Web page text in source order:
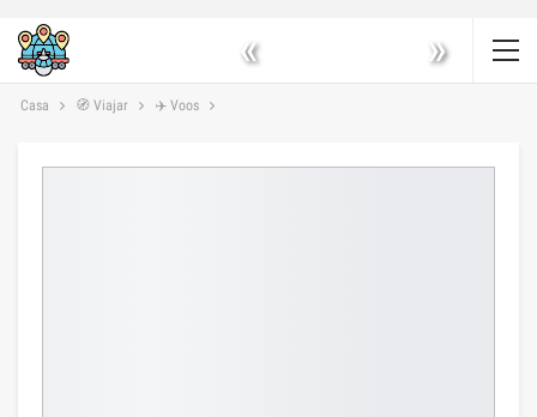
« »
Casa 🧭 Viajar ✈️ Voos